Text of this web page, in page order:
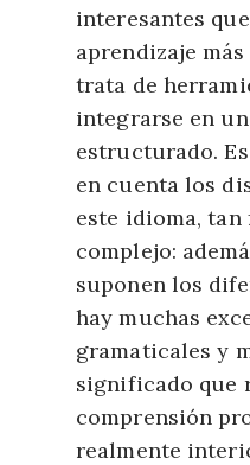
interesantes
aprendizaje
trata de
integrarse en
estructurado.
en cuenta los
este idioma, tan
complejo:
suponen los
hay muchas
gramaticales y
significado que
comprensión
realmente